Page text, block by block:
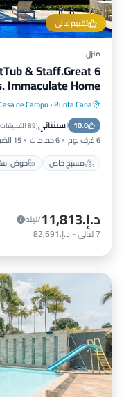
تقييم عالي
منزل
& Staff.Great
Immaculate Home.
Punta Cana
·
de Campo
10.0 استثنائي(89 التعليقات
6 غرف نوم 6 حمامات 15 الضيوف
مسبح خاص
حوض
مسبح خاص
موقف سيارات
د.إ.‏11,813
/ليلة
7ليالي- د.إ.‏82,691